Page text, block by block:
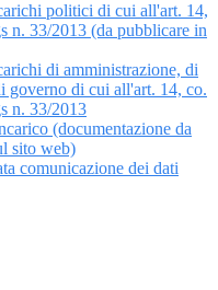
politici di cui all'art. 14,
n. 33/2013 (da pubblicare in
di amministrazione, di
governo di cui all'art. 14, co.
n. 33/2013
(documentazione da
sito web)
comunicazione dei dati